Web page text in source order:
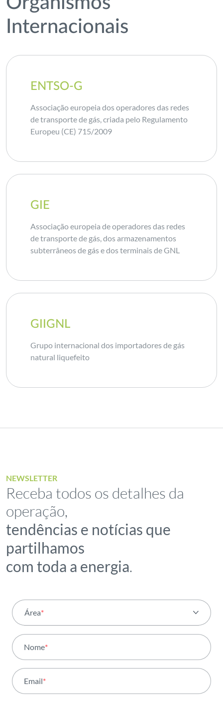
Internacionais
ENTSO-G
Associação europeia dos operadores das redes
de transporte de gás, criada pelo Regulamento
Europeu (CE) 715/2009
GIE
Associação europeia de operadores das redes
de transporte de gás, dos armazenamentos
subterrâneos de gás e dos terminais de GNL
GIIGNL
Grupo internacional dos importadores de gás
natural liquefeito
NEWSLETTER
Receba todos os detalhes da
operação,
tendências e notícias que
partilhamos
com toda a energia.
Área*
Atividade
Institucional
Nome*
Email*